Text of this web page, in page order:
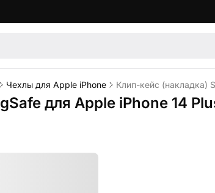
Чехлы для Apple iPhone Клип-кейс (накладка)
для Apple iPhone 14